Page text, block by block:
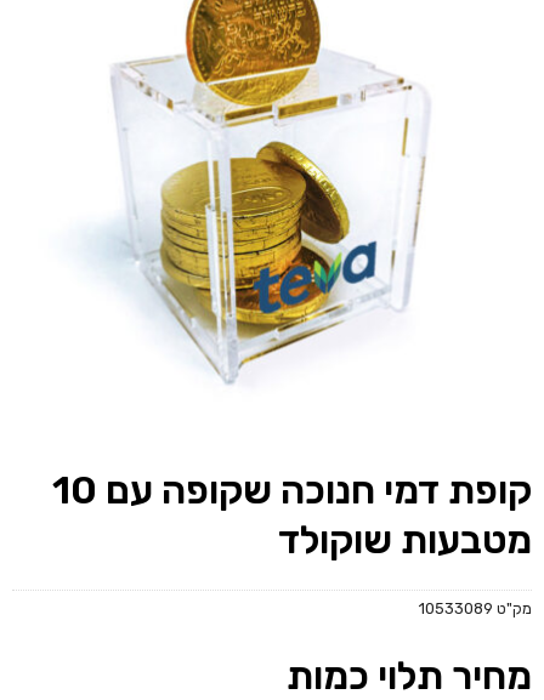
קופת דמי חנוכה שקופה עם 10
מטבעות שוקולד
מק"ט 10533089
מחיר תלוי כמות